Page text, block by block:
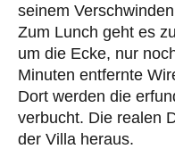
seinem
Zum Lunch geht es
um die Ecke, nur
Minuten entfernte
Dort werden die
verbucht. Die realen
der Villa heraus.